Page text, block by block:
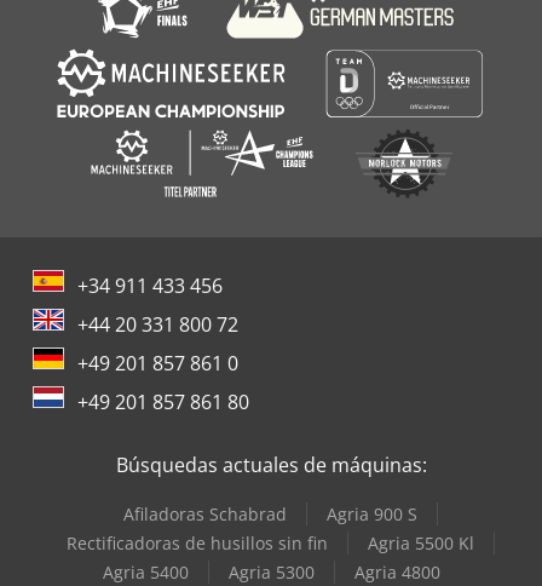
+34 911 433 456
+44 20 331 800 72
+49 201 857 861 0
+49 201 857 861 80
Búsquedas actuales de máquinas:
Afiladoras Schabrad
Agria 900 S
Rectificadoras de husillos sin fin
Agria 5500 Kl
Agria 5400
Agria 5300 Agria 4800